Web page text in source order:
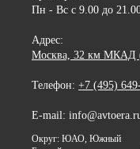
Пн - Вс с 9.00 до
Адрес:
Москва, 32 км МКАД
Телефон: +7 (495)
E-mail:
Округ: ЮАО, Южный